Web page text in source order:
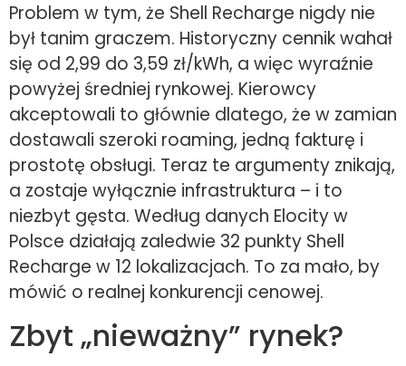
Problem w tym, że Shell Recharge nigdy nie
był tanim graczem. Historyczny cennik wahał
się od 2,99 do 3,59 zł/kWh, a więc wyraźnie
powyżej średniej rynkowej. Kierowcy
akceptowali to głównie dlatego, że w zamian
dostawali szeroki roaming, jedną fakturę i
prostotę obsługi. Teraz te argumenty znikają,
a zostaje wyłącznie infrastruktura – i to
niezbyt gęsta. Według danych Elocity w
Polsce działają zaledwie 32 punkty Shell
Recharge w 12 lokalizacjach. To za mało, by
mówić o realnej konkurencji cenowej.
Zbyt „nieważny” rynek?